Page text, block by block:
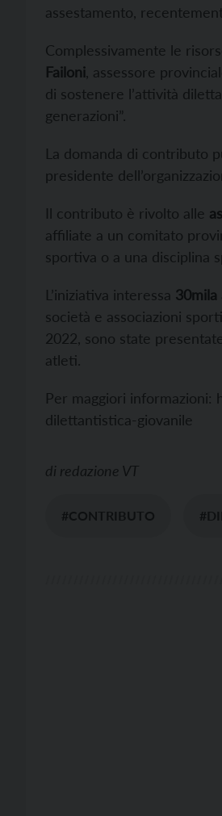
assestamento,
Complessivamente le
Failoni , assessore
di sostenere l’attività
generazioni”.
La domanda di contributo
presidente
Il contributo è rivolto alle
affiliate a un comitato
sportiva o a una disciplina
L’iniziativa interessa
società e associazioni
2022, sono state
atleti.
Per maggiori
dilettantistica-giovanile
di redazione VT
#CONTRIBUTO